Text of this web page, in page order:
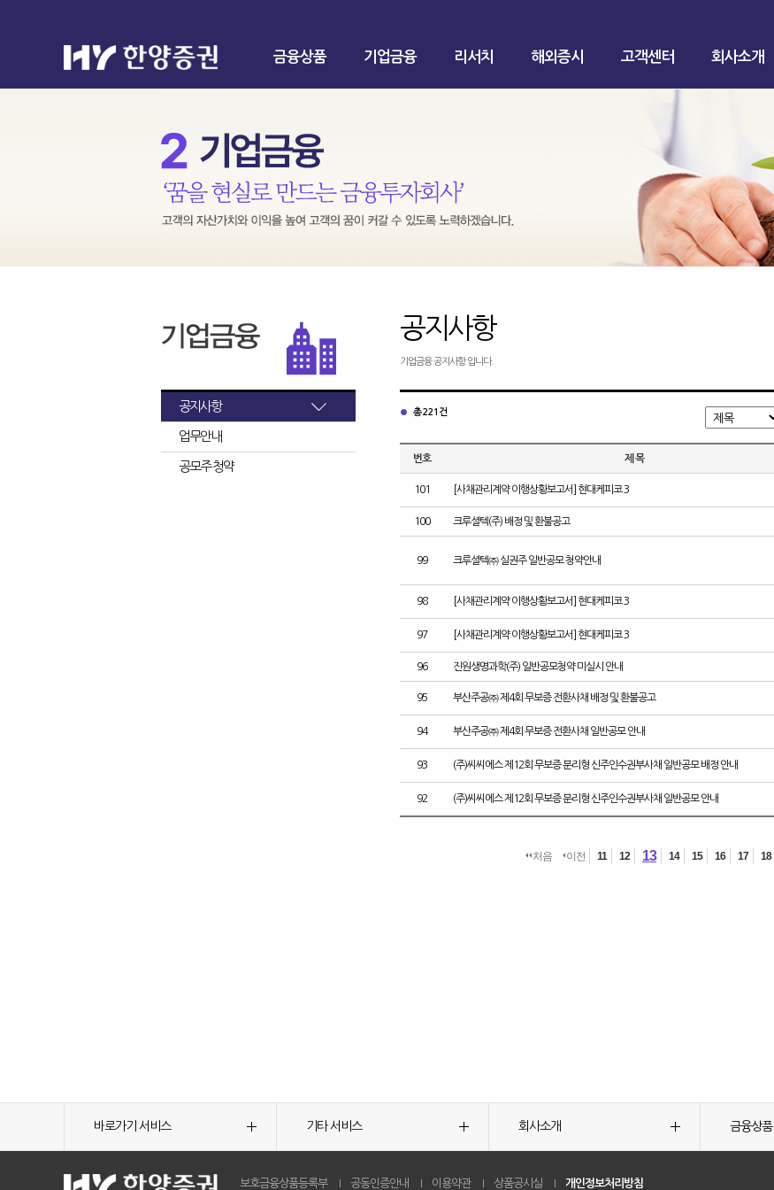
금융상품 기업금융 리서치 해외증시 고객센터 회사소개
공지사항
업무안내
공모주 청약
공지사항
기업금융 공지사항 입니다.
총 221건
번호 제 목
101 [사채관리계약 이행상황보고서] 현대케피코 3
100 크루셜텍(주) 배정 및 환불공고
99 크루셜텍㈜ 실권주 일반공모 청약안내
98 [사채관리계약 이행상황보고서] 현대케피코 3
97 [사채관리계약 이행상황보고서] 현대케피코 3
96 진원생명과학(주) 일반공모청약 미실시 안내
95 부산주공㈜ 제4회 무보증 전환사채 배정 및 환불공고
94 부산주공㈜ 제4회 무보증 전환사채 일반공모 안내
93 (주)씨씨에스 제12회 무보증 분리형 신주인수권부사채 일반공모 배정 안내
92 (주)씨씨에스 제12회 무보증 분리형 신주인수권부사채 일반공모 안내
처음 이전 11 12 13 14 15 16 17 18
바로가기 서비스 기타 서비스 회사소개 금융상품
보호금융상품등록부 공동인증안내 이용약관 상품공시실 개인정보처리방침